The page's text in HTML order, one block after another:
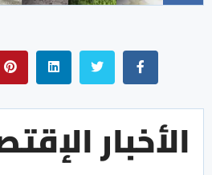
الأخبار